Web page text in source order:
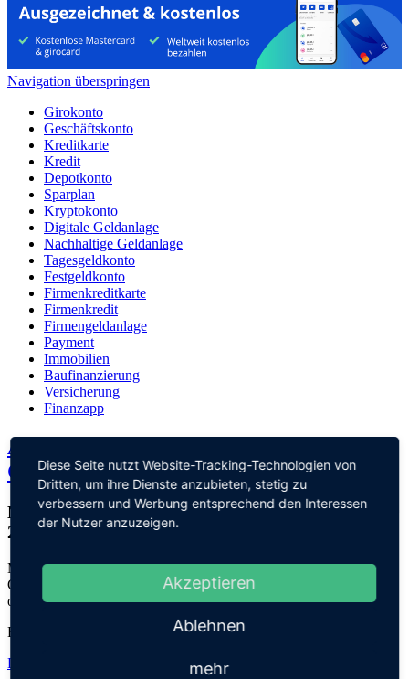
Navigation überspringen
Girokonto
Geschäftskonto
Kreditkarte
Kredit
Depotkonto
Sparplan
Kryptokonto
Digitale Geldanlage
Nachhaltige Geldanlage
Tagesgeldkonto
Festgeldkonto
Firmenkreditkarte
Firmenkredit
Firmengeldanlage
Payment
Immobilien
Baufinanzierung
Versicherung
Finanzapp
American Express Platinum Business
Card: Deal mit 600 Euro Bonus!
Neukundenaktion mit 600 Euro Startguthaben oder
200.000 Rewards Punkte
Mega-Bonus-Aktion: Die Platinum Card von American Express für
Geschäftsleute wird aktuell mit einem Startguthaben von 600 Euro
oder 200.000 Membership Rewards Punkten angeboten.
Bonus
Details
Diese Seite nutzt Website-Tracking-Technologien von
Dritten, um ihre Dienste anzubieten, stetig zu
verbessern und Werbung entsprechend den Interessen
der Nutzer anzuzeigen.
Akzeptieren
Ablehnen
mehr